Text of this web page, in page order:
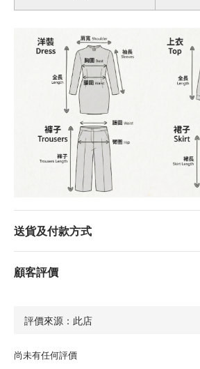
送貨及付款方式
顧客評價
尚未有任何評價